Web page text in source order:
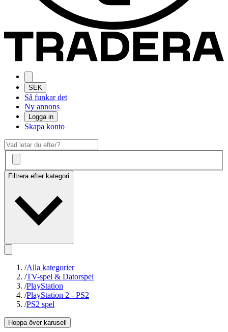
SEK
Så funkar det
Ny annons
Logga in
Skapa konto
Filtrera efter kategori
/Alla kategorier
/TV-spel & Datorspel
/PlayStation
/PlayStation 2 - PS2
/PS2 spel
Hoppa över karusell